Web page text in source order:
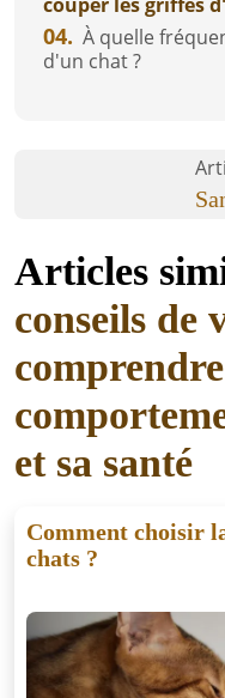
04. À quelle
d'un chat ?
Articles
conseils de
et sa santé
Comment choisir
chats ?